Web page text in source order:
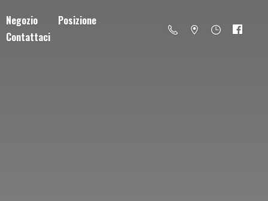
Negozio
Posizione
Contattaci